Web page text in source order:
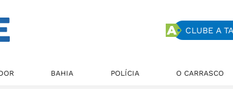
CLUBE A
BAHIA POLÍCIA O CARRASCO